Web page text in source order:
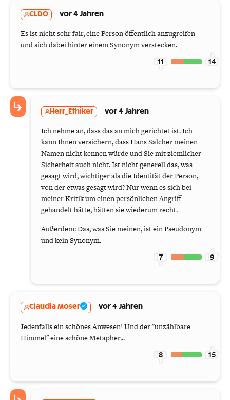
CLDO vor 4 Jahren
Es ist nicht sehr fair, eine Person öffentlich anzugreifen
und sich dabei hinter einem Synonym verstecken.
11 14
Herr_Ethiker vor 4 Jahren
Ich nehme an, dass das an mich gerichtet ist. Ich
kann Ihnen versichern, dass Hans Salcher meinen
Namen nicht kennen würde und Sie mit ziemlicher
Sicherheit auch nicht. Ist nicht generell das, was
gesagt wird, wichtiger als die Identität der Person,
von der etwas gesagt wird? Nur wenn es sich bei
meiner Kritik um einen persönlichen Angriff
gehandelt hätte, hätten sie wiederum recht.
Außerdem: Das, was Sie meinen, ist ein Pseudonym
und kein Synonym.
7 9
Claudia Moser vor 4 Jahren
Jedenfalls ein schönes Anwesen! Und der "unzählbare
Himmel" eine schöne Metapher...
8 15